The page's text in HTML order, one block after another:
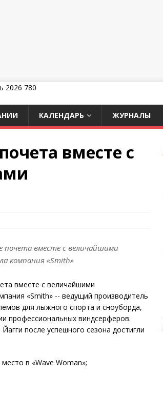
КАЛЕНДАРЬ ЖУРНАЛЫ
вместе с
почета вместе с величайшими
компания «Smith»
вместе с величайшими
«Smith» -- ведущий производитель
для лыжного спорта и сноуборда,
профессиональных виндсерферов.
после успешного сезона достигли
в «Wave Woman»;